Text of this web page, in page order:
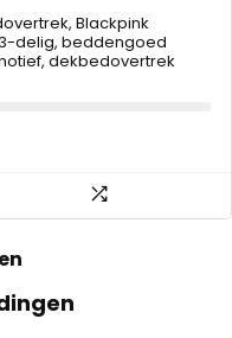
Blackpink
delig, beddengoed
dekbedovertrek